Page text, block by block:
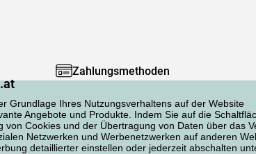
Grundlage Ihres Nutzungsverhaltens auf der Website
Angebote und Produkte. Indem Sie auf die
Cookies und der Übertragung von Daten über das
Netzwerken und Werbenetzwerken auf anderen
detaillierter einstellen oder jederzeit abschalten
Zahlungsmethoden